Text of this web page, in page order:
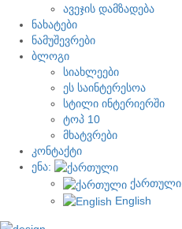
ავეჯის დამზადება
ნახატები
ნამუშევრები
ბლოგი
სიახლეები
ეს საინტერესოა
სტილი ინტერიერში
ტოპ 10
მხატვრები
კონტაქტი
ენა:
ქართული
English